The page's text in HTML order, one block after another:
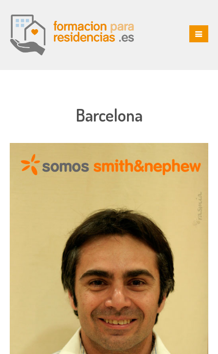
Barcelona